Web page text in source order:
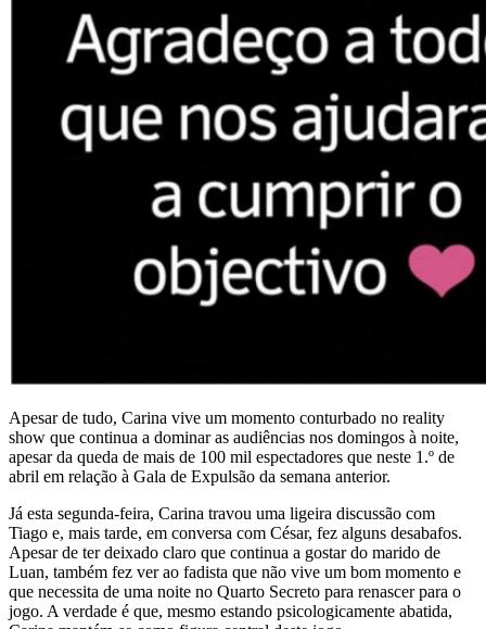
Apesar de tudo, Carina vive um momento conturbado no reality
show que continua a dominar as audiências nos domingos à noite,
apesar da queda de mais de 100 mil espectadores que neste 1.º de
abril em relação à Gala de Expulsão da semana anterior.
Já esta segunda-feira, Carina travou uma ligeira discussão com
Tiago e, mais tarde, em conversa com César, fez alguns desabafos.
Apesar de ter deixado claro que continua a gostar do marido de
Luan, também fez ver ao fadista que não vive um bom momento e
que necessita de uma noite no Quarto Secreto para renascer para o
jogo. A verdade é que, mesmo estando psicologicamente abatida,